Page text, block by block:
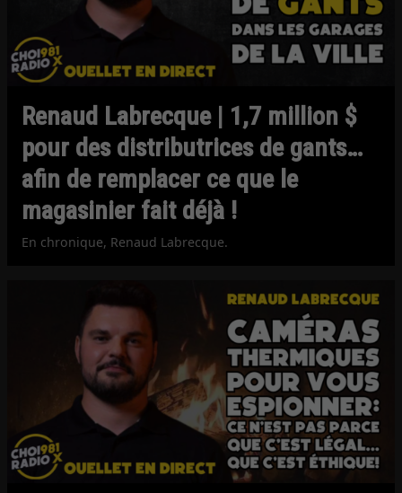
Renaud Labrecque | 1,7 million $
pour des distributrices de gants…
afin de remplacer ce que le
magasinier fait déjà !
En chronique, Renaud Labrecque.